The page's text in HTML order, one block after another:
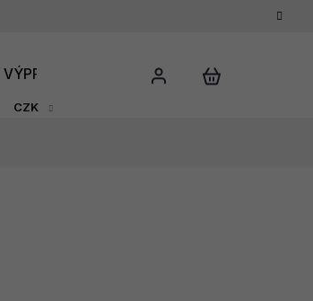
CZK
VÝPRODEJ DÁRKOVÝ POUKAZ